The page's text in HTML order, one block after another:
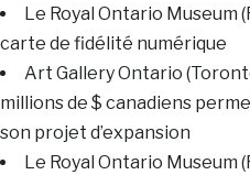
Le Royal Ontario Museum
carte de fidélité numérique
Art Gallery Ontario
millions de $ canadiens
son projet d’expansion
Le Royal Ontario Museum